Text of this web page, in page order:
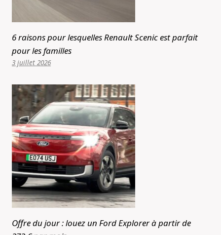
6 raisons pour lesquelles Renault Scenic est parfait
pour les familles
3 juillet 2026
Offre du jour : louez un Ford Explorer à partir de